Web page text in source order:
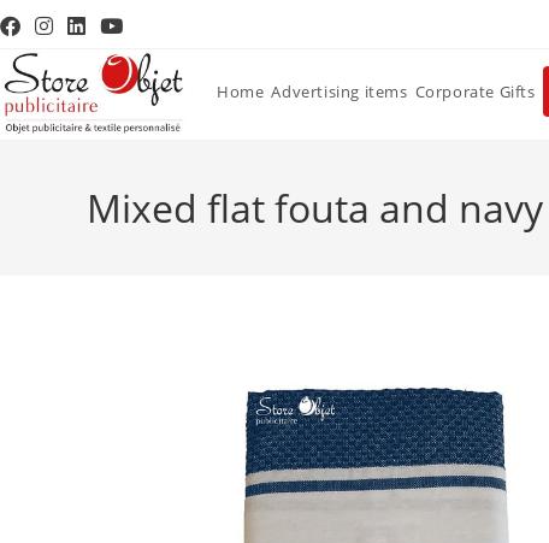
Home Advertising items Corporate Gifts
Mixed flat fouta and